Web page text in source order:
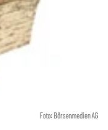
Foto: Börsenmedien AG